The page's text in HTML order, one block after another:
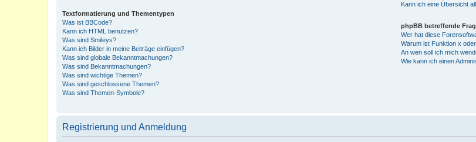
Textformatierung und Thementypen
Was ist BBCode?
Kann ich HTML benutzen?
Was sind Smileys?
Kann ich Bilder in meine Beiträge einfügen?
Was sind globale Bekanntmachungen?
Was sind Bekanntmachungen?
Was sind wichtige Themen?
Was sind geschlossene Themen?
Was sind Themen-Symbole?
Kann ich eine Übersicht
phpBB betreffende
Wer hat diese
Warum ist Funktion x
An wen soll ich mich
Wie kann ich einen
Registrierung und Anmeldung